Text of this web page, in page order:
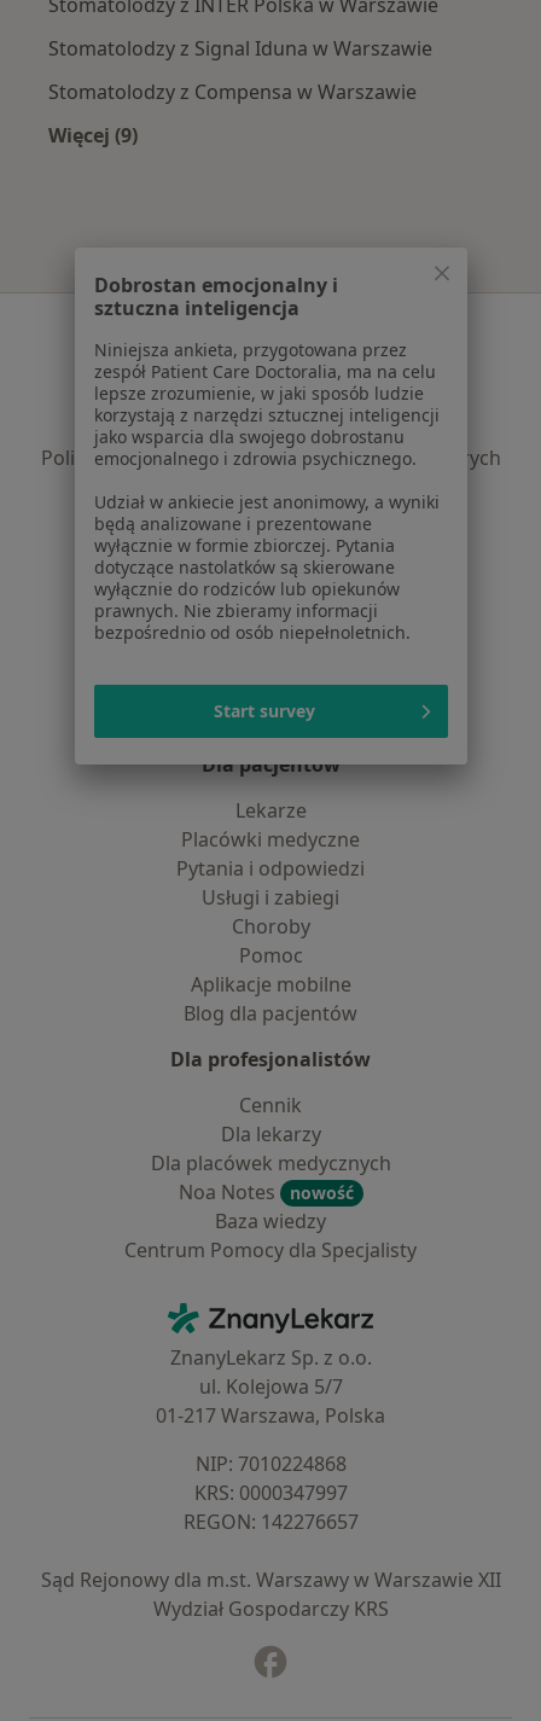
Stomatolodzy z INTER Polska w Warszawie
Stomatolodzy z Signal Iduna w Warszawie
Stomatolodzy z Compensa w Warszawie
Więcej (9)
Serwis
Regulamin
Polityka prywatności pacjentów
Polityka prywatności profesjonalistów
Polityka prywatności dla profesjonalistów, których
Polityka cookies
Jak działają wyniki wyszukiwania
Dostępność
O nas
Praca Rekrutujemy!
Centrum prasowe
Kontakt
Dla pacjentów
Lekarze
Placówki medyczne
Pytania i odpowiedzi
Usługi i zabiegi
Choroby
Pomoc
Aplikacje mobilne
Blog dla pacjentów
Dla profesjonalistów
Cennik
Dla lekarzy
Dla placówek medycznych
Noa Notes
nowość
Baza wiedzy
Centrum Pomocy dla Specjalisty
ZnanyLekarz - Strona główna
ZnanyLekarz Sp. z o.o.
ul. Kolejowa 5/7
01-217 Warszawa, Polska
NIP: ⁠7010224868
KRS: ⁠0000347997
REGON: ⁠142276657
Sąd Rejonowy dla m.st. Warszawy w Warszawie XII
Wydział Gospodarczy KRS
Dobrostan emocjonalny i
sztuczna inteligencja
Niniejsza ankieta, przygotowana przez
zespół Patient Care Doctoralia, ma na celu
lepsze zrozumienie, w jaki sposób ludzie
korzystają z narzędzi sztucznej inteligencji
jako wsparcia dla swojego dobrostanu
emocjonalnego i zdrowia psychicznego.
Udział w ankiecie jest anonimowy, a wyniki
będą analizowane i prezentowane
wyłącznie w formie zbiorczej. Pytania
dotyczące nastolatków są skierowane
wyłącznie do rodziców lub opiekunów
prawnych. Nie zbieramy informacji
bezpośrednio od osób niepełnoletnich.
Start survey